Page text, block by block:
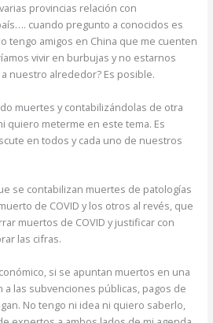
provincias relación con
cuando pregunto a conocidos es
tengo amigos en China que me cuenten
vivir en burbujas y no estarnos
nuestro alrededor? Es posible.
muertes y contabilizándolas de otra
quiero meterme en este tema. Es
en todos y cada uno de nuestros
se contabilizan muertes de patologías
de COVID y los otros al revés, que
muertos de COVID y justificar con
las cifras.
si se apuntan muertos en una
las subvenciones públicas, pagos de
No tengo ni idea ni quiero saberlo,